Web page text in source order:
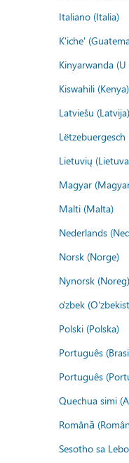
Italiano (Italia)
K'iche'
Kinyarwanda (U
Kiswahili (Kenya)
Latviešu (Latvija)
Lietuvių
Magyar
Malti (Malta)
Nederlands
Norsk (Norge)
Nynorsk (Noreg)
o'zbek
Polski (Polska)
Português
Português
Quechua simi
Română
Sesotho sa